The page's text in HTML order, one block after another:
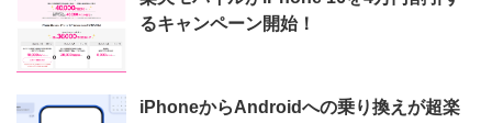
るキャンペーン開始！
iPhoneからAndroidへの乗り換えが超楽